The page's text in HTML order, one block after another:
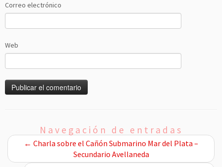
Correo electrónico
Web
Navegación de entradas
← Charla sobre el Cañón Submarino Mar del Plata –
Secundario Avellaneda